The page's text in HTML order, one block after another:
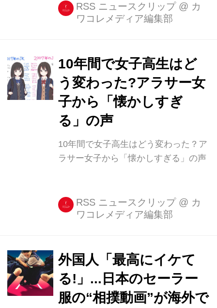
RSS ニュースクリップ @ カ
ワコレメディア編集部
10年間で女子高生はど
う変わった?アラサー女
子から「懐かしすぎ
る」の声
10年間で女子高生はどう変わった？ア
ラサー女子から「懐かしすぎる」の声
RSS ニュースクリップ @ カ
ワコレメディア編集部
外国人「最高にイケて
る!」...日本のセーラー
服の“相撲動画”が海外で